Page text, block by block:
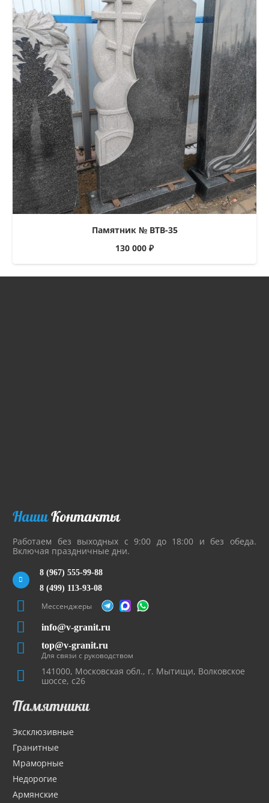
Памятник № ВТВ-35
130 000 ₽
НашиКонтакты
Работаем без выходных с 9:00 до 18:00 и без обеда.
Включая праздничные дни.
8 (967) 555-99-88
8 (499) 113-93-08
Мессенджеры
info@v-granit.ru
top@v-granit.ru
Для связи с руководством
141000, Московская обл., г. Мытищи, Волковское
шоссе, с26
Памятники
Эксклюзивные
Гранитные
Мраморные
Недорогие
Армянские